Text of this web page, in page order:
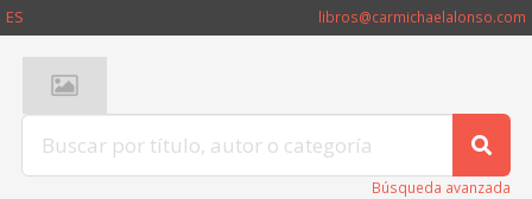
ES libros@carmichaelalonso.com
Búsqueda avanzada